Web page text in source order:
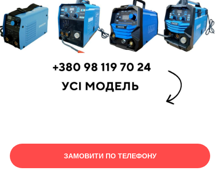
ЗАМОВИТИ ПО ТЕЛЕФОНУ